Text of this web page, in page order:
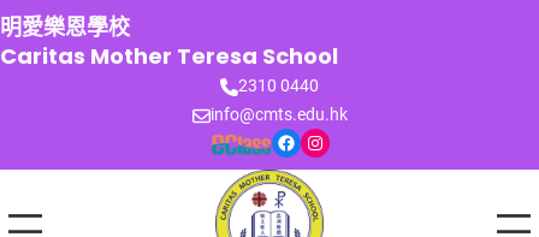
跳
至
主
明愛樂恩學校
Caritas Mother Teresa School
2310 0440
info@cmts.edu.hk
Facebook Instagram